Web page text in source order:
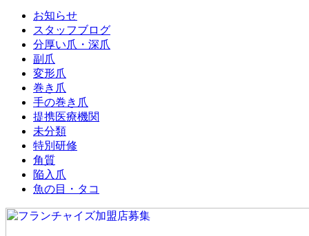
お知らせ
スタッフブログ
分厚い爪・深爪
副爪
変形爪
巻き爪
手の巻き爪
提携医療機関
未分類
特別研修
角質
陥入爪
魚の目・タコ